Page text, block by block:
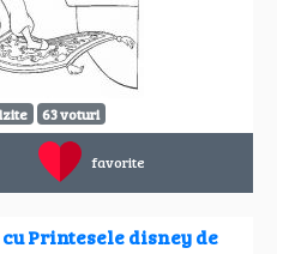
63 voturi
favorite
Printesele disney de